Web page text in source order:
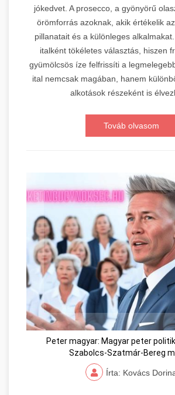
jókedvet. A prosecco, a gyönyörű
örömforrás azoknak, akik értékelik
pillanatait és a különleges
italként tökéletes választás, hiszen
gyümölcsös íze felfrissíti a
ital nemcsak magában, hanem
alkotások részeként is
Továb olvasom
Peter magyar: Magyar peter
Szabolcs-Szatmár-Bereg
Írta: Kovács